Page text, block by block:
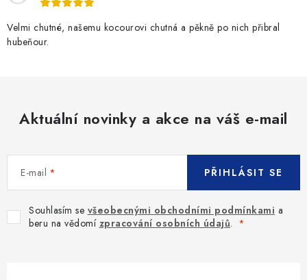
Velmi chutné, našemu kocourovi chutná a pěkně po nich přibral
hubeňour.
Aktuální novinky a akce na váš e-mail
E-mail
Souhlasím se všeobecnými obchodními podmínkami a
beru na vědomí zpracování osobních údajů.
PŘIHLÁSIT SE